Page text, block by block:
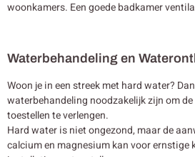
woonkamers. Een goede badkamer
Waterbehandeling en
Woon je in een streek met hard water?
waterbehandeling noodzakelijk zijn om
toestellen te verlengen.
Hard water is niet ongezond, maar de
calcium en magnesium kan voor ernstige